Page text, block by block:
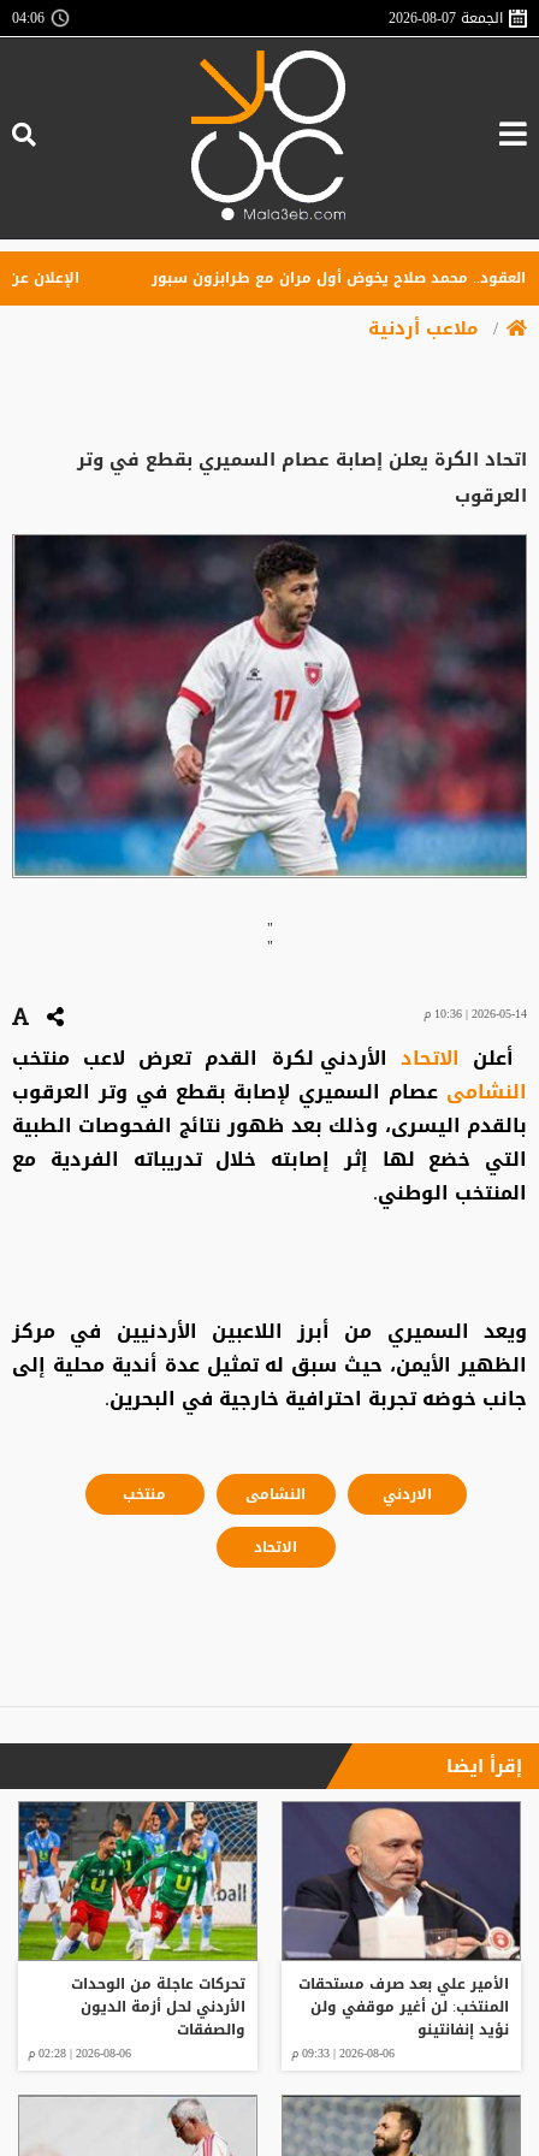
الجمعة2026-08-07
04:06
محمد صلاح يخوض أول مران مع طرابزون سبور الإعلان عن
ملاعب أردنية
اتحاد الكرة يعلن إصابة عصام السميري بقطع في وتر
العرقوب
"
"
2026-05-14 | 10:36 م
أعلن الاتحاد الأردني لكرة القدم تعرض لاعب منتخب
النشامى عصام السميري لإصابة بقطع في وتر العرقوب
بالقدم اليسرى، وذلك بعد ظهور نتائج الفحوصات الطبية
التي خضع لها إثر إصابته خلال تدريباته الفردية مع
المنتخب الوطني.
ويعد السميري من أبرز اللاعبين الأردنيين في مركز
الظهير الأيمن، حيث سبق له تمثيل عدة أندية محلية إلى
جانب خوضه تجربة احترافية خارجية في البحرين.
الاردني النشامى
منتخب
الاتحاد
إقرأ ايضا
الأمير علي بعد صرف مستحقات
المنتخب: لن أغير موقفي ولن
نؤيد إنفانتينو
2026-08-06 | 09:33 م
تحركات عاجلة من الوحدات
الأردني لحل أزمة الديون
والصفقات
2026-08-06 | 02:28 م